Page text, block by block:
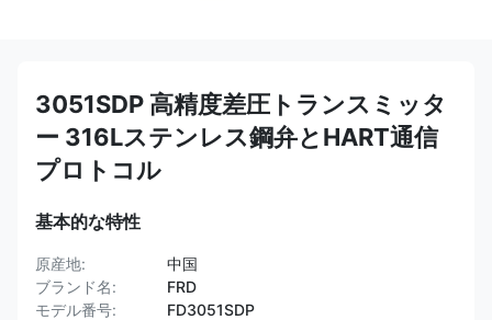
3051SDP 高精度差圧トランスミッタ
ー 316Lステンレス鋼弁とHART通信
プロトコル
基本的な特性
原産地:
中国
ブランド名:
FRD
モデル番号:
FD3051SDP